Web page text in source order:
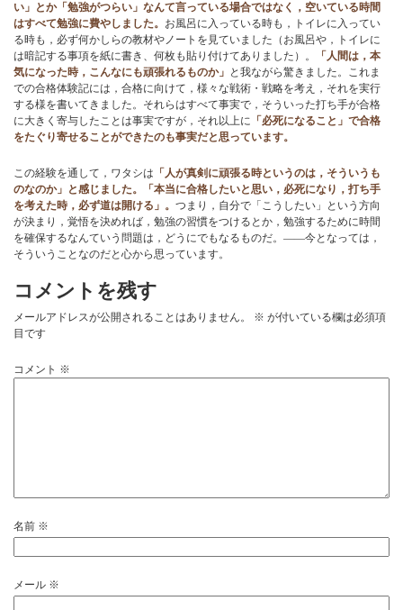
い」とか「勉強がつらい」なんて言っている場合ではなく，空いている時間
はすべて勉強に費やしました。 お風呂に入っている時も，トイレに入ってい
る時も，必ず何かしらの教材やノートを見ていました（お風呂や，トイレに
は暗記する事項を紙に書き、何枚も貼り付けてありました）。
「人間は，本
気になった時，こんなにも頑張れるものか」 と我ながら驚きました。これま
での合格体験記には，合格に向けて，様々な戦術・戦略を考え，それを実行
する様を書いてきました。それらはすべて事実で，そういった打ち手が合格
に大きく寄与したことは事実ですが，それ以上に 「必死になること」で合格
をたぐり寄せることができたのも事実だと思っています。
この経験を通して，ワタシは 「人が真剣に頑張る時というのは，そういうも
のなのか」と感じました。「本当に合格したいと思い，必死になり，打ち手
を考えた時，必ず道は開ける」。 つまり，自分で「こうしたい」という方向
が決まり，覚悟を決めれば，勉強の習慣をつけるとか，勉強するために時間
を確保するなんていう問題は，どうにでもなるものだ。――今となっては，
そういうことなのだと心から思っています。
コメントを残す
メールアドレスが公開されることはありません。 ※ が付いている欄は必須項
目です
コメント ※
名前 ※
メール ※